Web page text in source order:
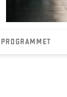
programmet